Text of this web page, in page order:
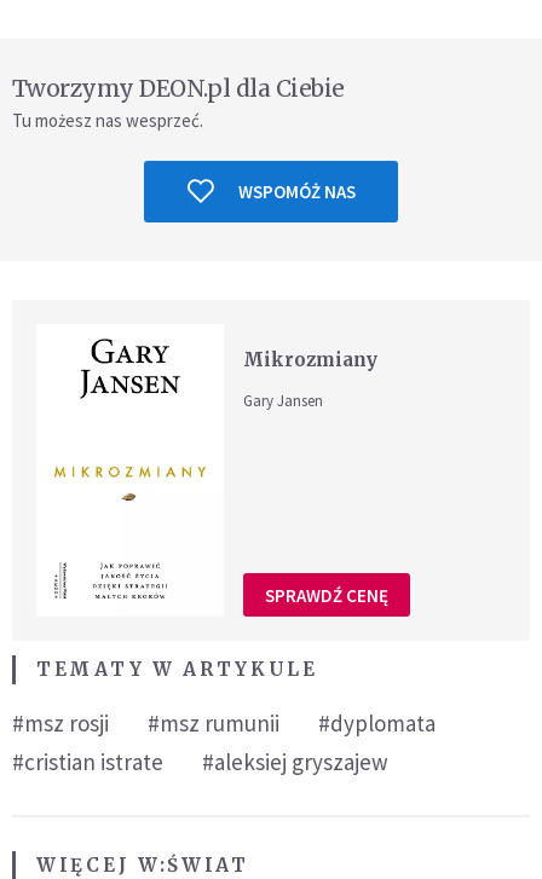
Tworzymy DEON.pl dla Ciebie
Tu możesz nas wesprzeć.
WSPOMÓŻ NAS
Mikrozmiany
Gary Jansen
SPRAWDŹ CENĘ
TEMATY W ARTYKULE
#msz rosji #msz rumunii
#dyplomata
#cristian istrate
#aleksiej gryszajew
WIĘCEJ W:ŚWIAT